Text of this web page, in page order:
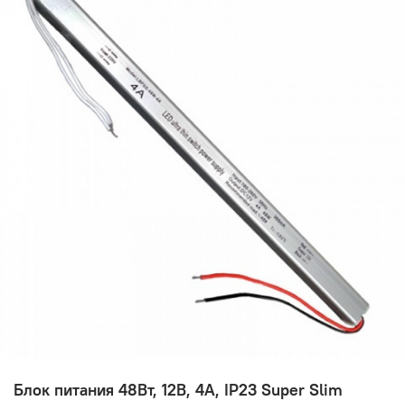
Блок питания 48Вт, 12В, 4А, IP23 Super Slim